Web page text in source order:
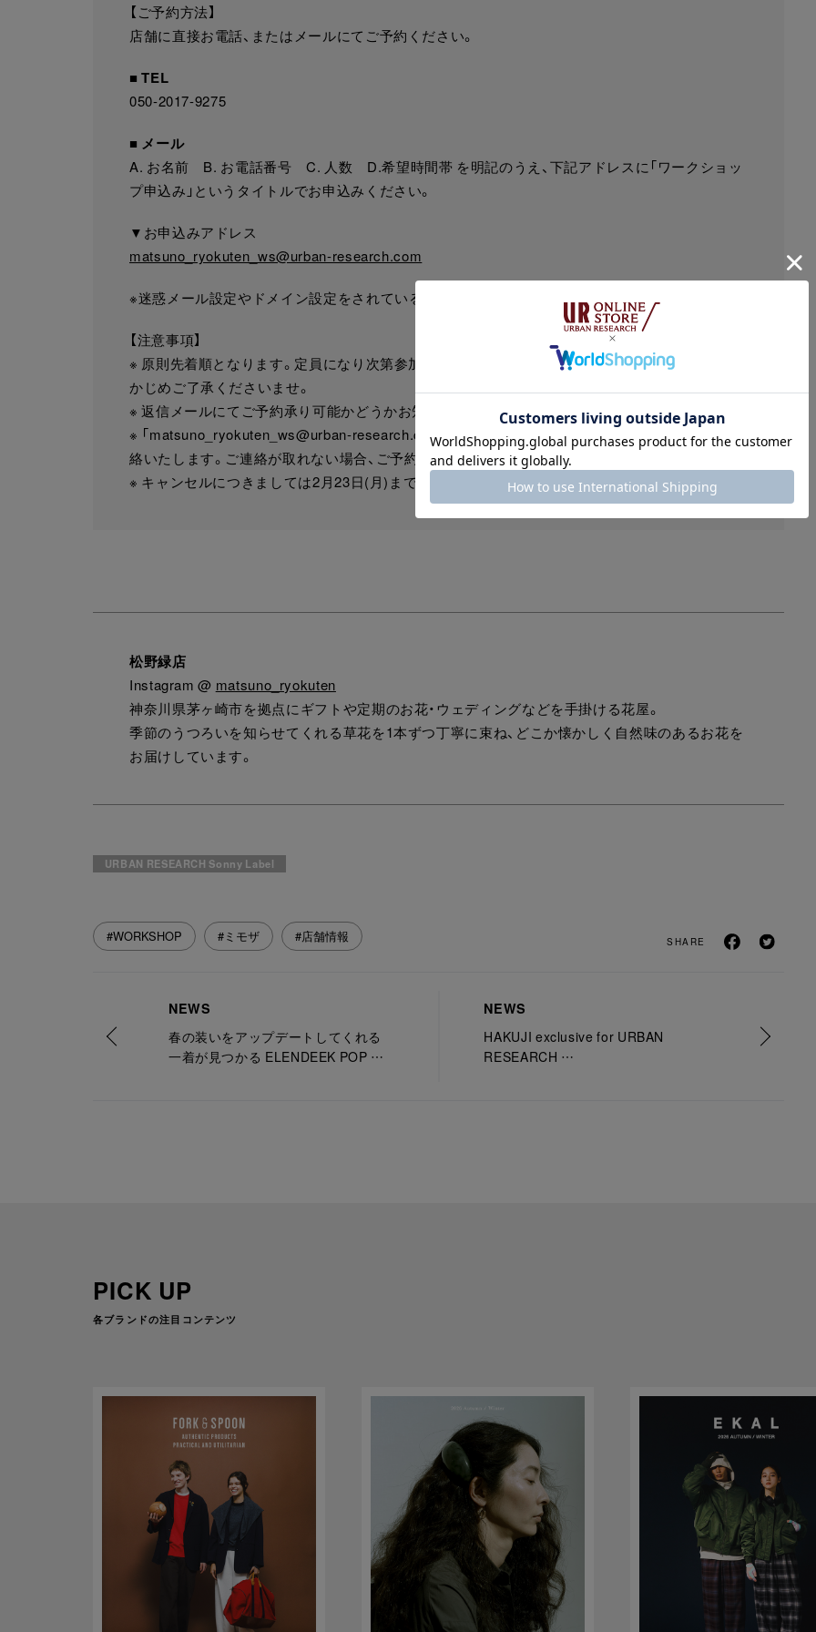
【ご予約方法】
店舗に直接お電話、またはメールにてご予約ください。
■ TEL
050-2017-9275
■ メール
A. お名前 B. お電話番号 C. 人数 D.希望時間帯 を明記のうえ、下記アドレスに「ワークショッ
プ申込み」というタイトルでお申込みください。
▼お申込みアドレス
matsuno_ryokuten_ws@urban-research.com
※迷惑メール設定やドメイン設定をされている場合は指定受信をお願いいたします。
【注意事項】
※ 原則先着順となります。定員になり次第参加のお申込みを締め切らせていただきますので、あら
かじめご了承くださいませ。
※ 返信メールにてご予約承り可能かどうかお知らせいたします。
※ 「matsuno_ryokuten_ws@urban-research.com」よりご予約完了のお知らせ、当日の詳細をご連
絡いたします。ご連絡が取れない場合、ご予約無効となりますのでご了承くださいませ。
※ キャンセルにつきましては2月23日(月)までにご連絡をお願いいたします。
松野緑店
Instagram @ matsuno_ryokuten
神奈川県茅ヶ崎市を拠点にギフトや定期のお花・ウェディングなどを手掛ける花屋。
季節のうつろいを知らせてくれる草花を1本ずつ丁寧に束ね、どこか懐かしく自然味のあるお花を
お届けしています。
URBAN RESEARCH Sonny Label
#WORKSHOP #ミモザ #店舗情報 SHARE
NEWS
春の装いをアップデートしてくれる
一着が見つかる ELENDEEK POP UP
NEWS
HAKUJI exclusive for URBAN
RESEARCH
PICK UP
各ブランドの注目コンテンツ